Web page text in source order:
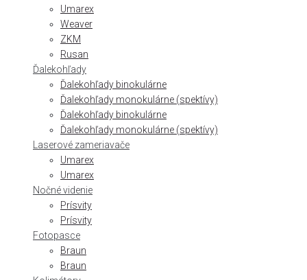
Umarex
Weaver
ZKM
Rusan
Ďalekohľady
Ďalekohľady binokulárne
Ďalekohľady monokulárne (spektívy)
Ďalekohľady binokulárne
Ďalekohľady monokulárne (spektívy)
Laserové zameriavače
Umarex
Umarex
Nočné videnie
Prísvity
Prísvity
Fotopasce
Braun
Braun